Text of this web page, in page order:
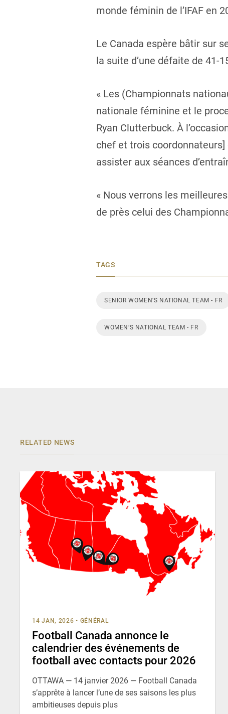
monde féminin de l’IFAF en
Le Canada espère bâtir sur
la suite d’une défaite de 41-
« Les (Championnats
nationale féminine et le
Ryan Clutterbuck. À
chef et trois
assister aux séances
« Nous verrons les
de près celui des
TAGS
SENIOR WOMEN'S NATIONAL TEAM - FR
WOMEN’S NATIONAL TEAM - FR
RELATED NEWS
14 JAN, 2026 • GÉNÉRAL
Football Canada annonce le
calendrier des événements de
football avec contacts pour 2026
OTTAWA — 14 janvier 2026 — Football Canada
s’apprête à lancer l’une de ses saisons les plus
ambitieuses depuis plus